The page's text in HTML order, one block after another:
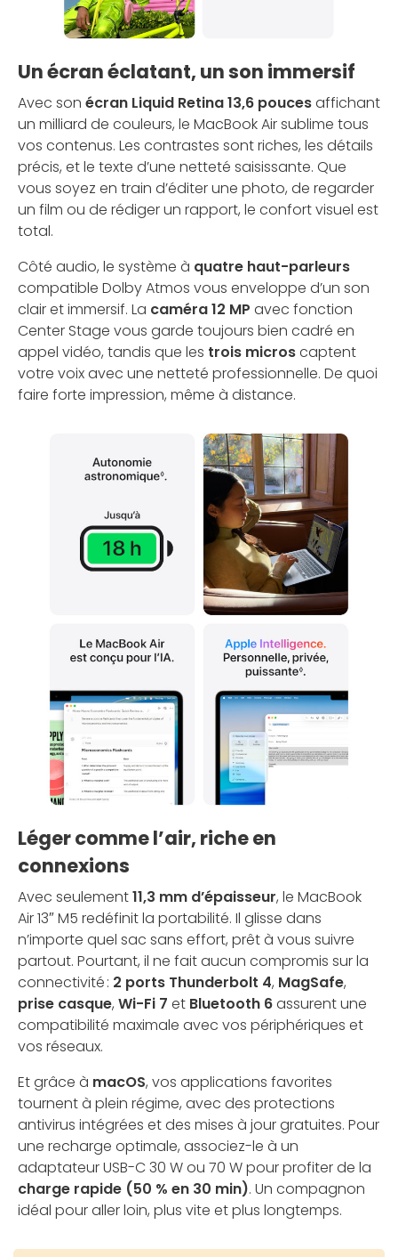
Un écran éclatant, un son immersif
Avec son écran Liquid Retina 13,6 poucesaffichant
un milliard de couleurs, le MacBook Air sublime tous
vos contenus. Les contrastes sont riches, les détails
précis, et le texte d’une netteté saisissante. Que
vous soyez en train d’éditer une photo, de regarder
un film ou de rédiger un rapport, le confort visuel est
total.
Côté audio, le système à quatre haut-parleurs
compatible Dolby Atmos vous enveloppe d’un son
clair et immersif. La caméra 12 MP avec fonction
Center Stage vous garde toujours bien cadré en
appel vidéo, tandis que les trois microscaptent
votre voix avec une netteté professionnelle. De quoi
faire forte impression, même à distance.
Léger comme l’air, riche en
connexions
Avec seulement11,3 mm d’épaisseur, le MacBook
Air 13″ M5 redéfinit la portabilité. Il glisse dans
n’importe quel sac sans effort, prêt à vous suivre
partout. Pourtant, il ne fait aucun compromis sur la
connectivité : 2 ports Thunderbolt 4, MagSafe,
prise casque, Wi-Fi 7 et Bluetooth 6assurent une
compatibilité maximale avec vos périphériques et
vos réseaux.
Et grâce à macOS, vos applications favorites
tournent à plein régime, avec des protections
antivirus intégrées et des mises à jour gratuites. Pour
une recharge optimale, associez-le à un
adaptateur USB-C 30 W ou 70 W pour profiter de la
charge rapide (50 % en 30 min). Un compagnon
idéal pour aller loin, plus vite et plus longtemps.